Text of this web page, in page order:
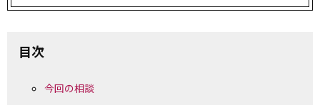
目次
今回の相談